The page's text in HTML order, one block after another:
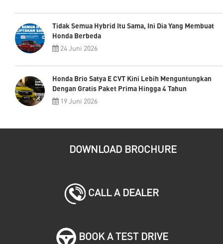
Tidak Semua Hybrid Itu Sama, Ini Dia Yang Membuat
Honda Berbeda
24 Juni 2026
Honda Brio Satya E CVT Kini Lebih Menguntungkan
Dengan Gratis Paket Prima Hingga 4 Tahun
19 Juni 2026
DOWNLOAD BROCHURE
CALL A DEALER
BOOK A TEST DRIVE